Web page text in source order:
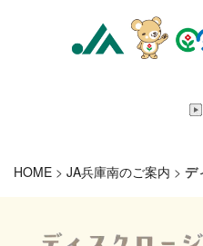
HOME > JA兵庫南のご案内 > デ